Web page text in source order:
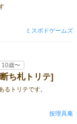
ミスボドゲームズ
ち札トリテ]
るトリテです。
10歳〜
按理具庵